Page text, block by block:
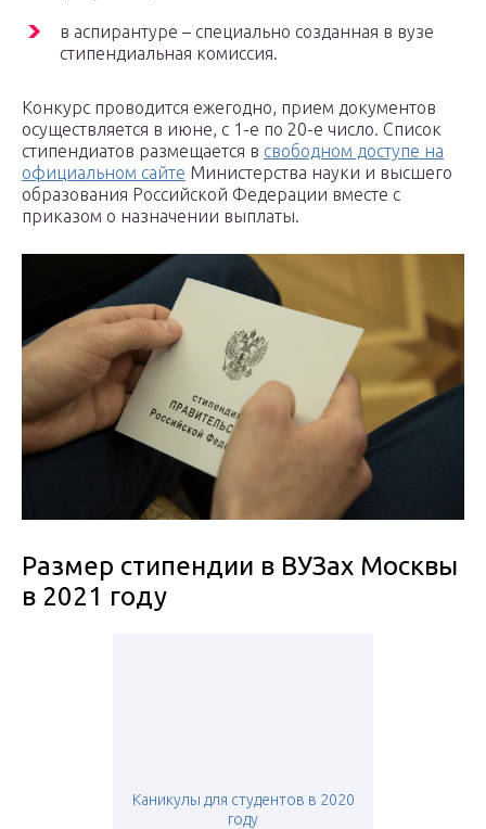
в аспирантуре – специально созданная в вузе
стипендиальная комиссия.
Конкурс проводится ежегодно, прием документов
осуществляется в июне, с 1-е по 20-е число. Список
стипендиатов размещается в свободном доступе на
официальном сайте Министерства науки и высшего
образования Российской Федерации вместе с
приказом о назначении выплаты.
Размер стипендии в ВУЗах Москвы
в 2021 году
Каникулы для студентов в 2020
году